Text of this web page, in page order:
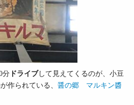
分 ドライブ して見えてくるのが、小豆
作られている、 醤の郷 マルキン醬